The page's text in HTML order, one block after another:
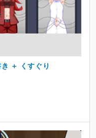
＋ くすぐり